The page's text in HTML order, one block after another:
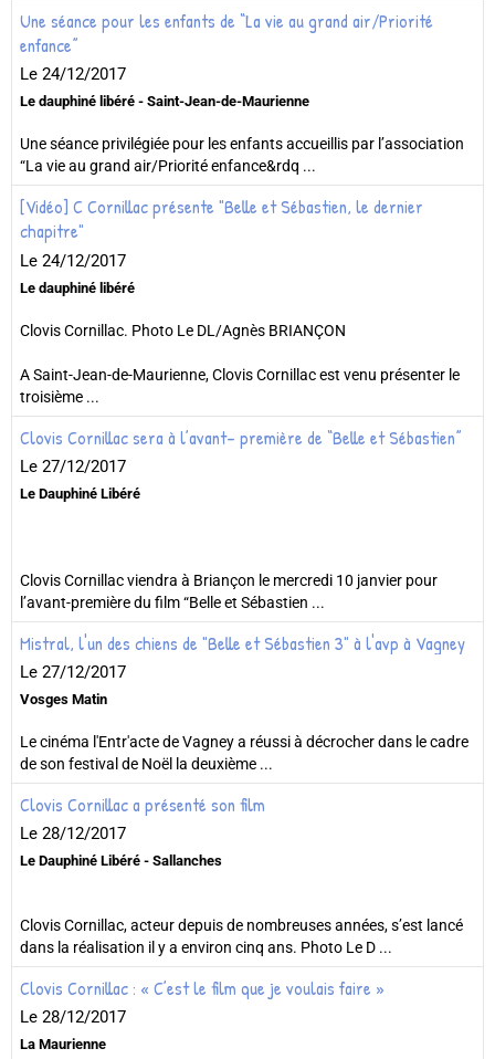
Une séance pour les enfants de “La vie au grand air/Priorité
enfance”
Le 24/12/2017
Le dauphiné libéré - Saint-Jean-de-Maurienne
Une séance privilégiée pour les enfants accueillis par l’association
“La vie au grand air/Priorité enfance&rdq ...
[Vidéo] C Cornillac présente "Belle et Sébastien, le dernier
chapitre"
Le 24/12/2017
Le dauphiné libéré
Clovis Cornillac. Photo Le DL/Agnès BRIANÇON
A Saint-Jean-de-Maurienne, Clovis Cornillac est venu présenter le
troisième ...
Clovis Cornillac sera à l’avant- première de “Belle et Sébastien”
Le 27/12/2017
Le Dauphiné Libéré
Clovis Cornillac viendra à Briançon le mercredi 10 janvier pour
l’avant-première du film “Belle et Sébastien ...
Mistral, l'un des chiens de "Belle et Sébastien 3" à l'avp à Vagney
Le 27/12/2017
Vosges Matin
Le cinéma l'Entr'acte de Vagney a réussi à décrocher dans le cadre
de son festival de Noël la deuxième ...
Clovis Cornillac a présenté son film
Le 28/12/2017
Le Dauphiné Libéré - Sallanches
Clovis Cornillac, acteur depuis de nombreuses années, s’est lancé
dans la réalisation il y a environ cinq ans. Photo Le D ...
Clovis Cornillac : « C’est le film que je voulais faire »
Le 28/12/2017
La Maurienne